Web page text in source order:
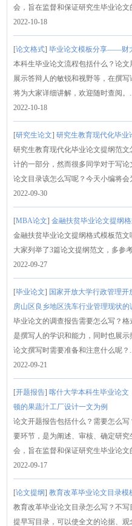
会，旨在监督和保证研究生毕业论文
2022-10-18
[论文格式]毕业论文模板分享——财
本科生毕业论文流程包括什么？论
展示答辩人的敏锐和视野等，在撰
将为大家详细讲解，欢迎随时查阅。...
2022-10-18
[研究生论文]研究生教育现代化毕业
研究生教育现代化毕业论文提纲范
计的一部分，然而很多同学对于写
论文目录该怎么写呢？今天小编将会
2022-09-30
[MBA论文]金融扶贫毕业论文提纲
金融扶贫毕业论文提纲格式模板范
大家列举了3篇论文提纲范文，多参
2022-09-27
[毕业论文] 国家开放大学行政管理
房山区良乡地区洗车行业管理现状的
毕业论文的调查报告需要怎么写？
是撰写人的学识和能力，同时也展
论文撰写时需要准备和注意什么呢？...
2022-09-21
[开题报告]喀什大学本科生毕业论
顿的果蔬汁工厂设计一文为例
论文开题报告包括什么？需要怎么
要环节，是为阐述、审核、确定研
会，旨在监督和保证研究生毕业论文
2022-09-17
[论文提纲]教育改革毕业论文目录模
教育改革毕业论文目录怎么写？不
提早写目录，可以使全文的论据、